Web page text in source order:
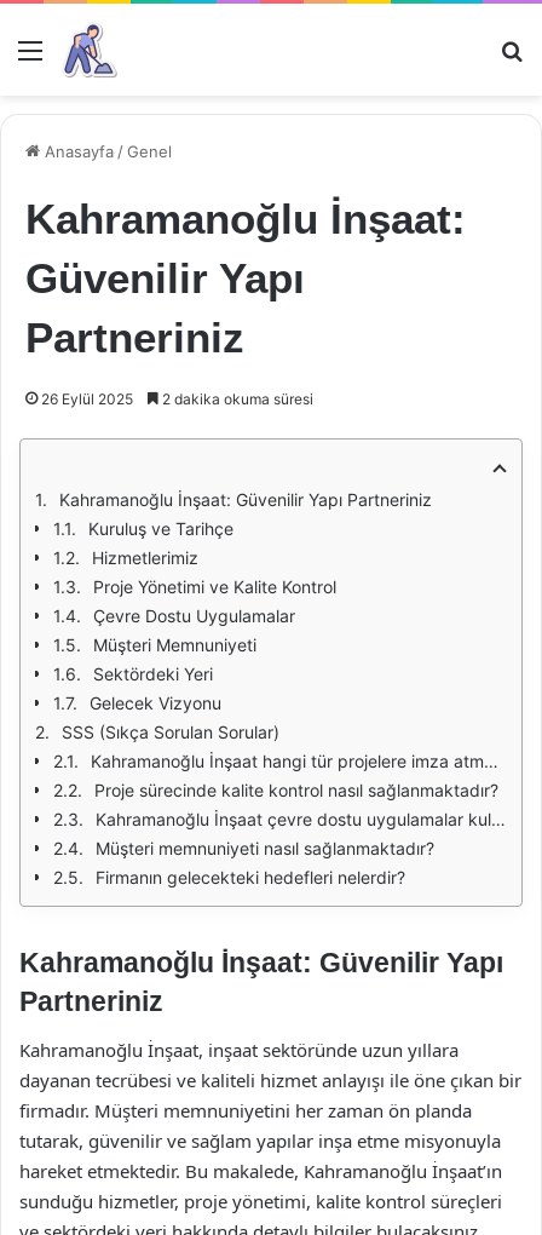
Menü
Anasayfa /Genel
Kahramanoğlu İnşaat:
Güvenilir Yapı
Partneriniz
26 Eylül 2025 2 dakika okuma süresi
Kahramanoğlu İnşaat: Güvenilir Yapı Partneriniz
Kuruluş ve Tarihçe
Hizmetlerimiz
Proje Yönetimi ve Kalite Kontrol
Çevre Dostu Uygulamalar
Müşteri Memnuniyeti
Sektördeki Yeri
Gelecek Vizyonu
SSS (Sıkça Sorulan Sorular)
Kahramanoğlu İnşaat hangi tür projelere imza atmaktadır?
Proje sürecinde kalite kontrol nasıl sağlanmaktadır?
Kahramanoğlu İnşaat çevre dostu uygulamalar kullanıyor mu?
Müşteri memnuniyeti nasıl sağlanmaktadır?
Firmanın gelecekteki hedefleri nelerdir?
Kahramanoğlu İnşaat: Güvenilir Yapı
Partneriniz
Kahramanoğlu İnşaat, inşaat sektöründe uzun yıllara
dayanan tecrübesi ve kaliteli hizmet anlayışı ile öne çıkan bir
firmadır. Müşteri memnuniyetini her zaman ön planda
tutarak, güvenilir ve sağlam yapılar inşa etme misyonuyla
hareket etmektedir. Bu makalede, Kahramanoğlu İnşaat’ın
sunduğu hizmetler, proje yönetimi, kalite kontrol süreçleri